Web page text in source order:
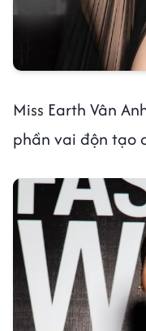
Miss Earth Vân
phần vai độn tạo